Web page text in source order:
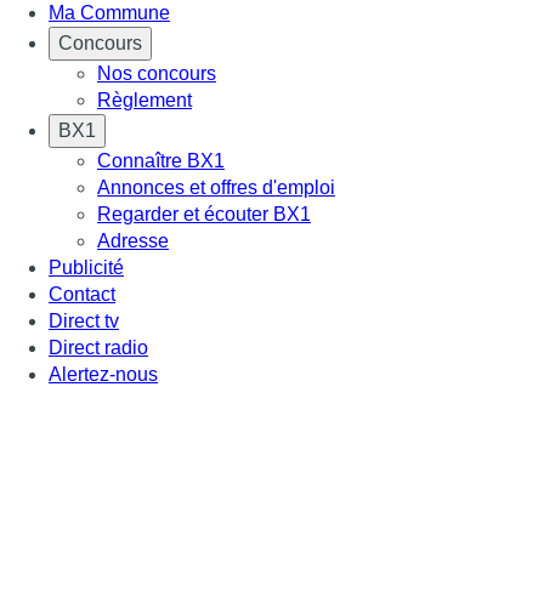
Ma Commune
Concours
Nos concours
Règlement
BX1
Connaître BX1
Annonces et offres d'emploi
Regarder et écouter BX1
Adresse
Publicité
Contact
Direct tv
Direct radio
Alertez-nous